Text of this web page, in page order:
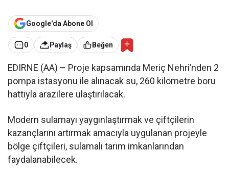
Google'da Abone Ol
0 Paylaş Beğen
EDIRNE (AA) – Proje kapsamında Meriç Nehri’nden 2
pompa istasyonu ile alınacak su, 260 kilometre boru
hattıyla arazilere ulaştırılacak.
Modern sulamayı yaygınlaştırmak ve çiftçilerin
kazançlarını artırmak amacıyla uygulanan projeyle
bölge çiftçileri, sulamalı tarım imkanlarından
faydalanabilecek.